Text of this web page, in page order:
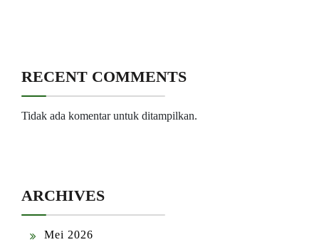
RECENT COMMENTS
Tidak ada komentar untuk ditampilkan.
ARCHIVES
Mei 2026